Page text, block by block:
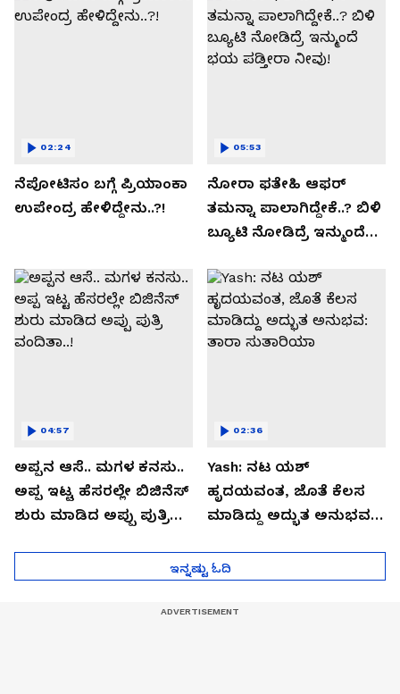
ನೆಪೋಟಿಸಂ ಬಗ್ಗೆ ಪ್ರಿಯಾಂಕಾ
ಉಪೇಂದ್ರ ಹೇಳಿದ್ದೇನು..?!
02:24
ನೋರಾ ಫತೇಹಿ ಆಫರ್​
ತಮನ್ನಾ ಪಾಲಾಗಿದ್ದೇಕೆ..? ಬಿಳಿ
ಬ್ಯೂಟಿ ನೋಡಿದ್ರೆ ಇನ್ಮುಂದೆ
05:53
ಅಪ್ಪನ ಆಸೆ.. ಮಗಳ ಕನಸು..
ಅಪ್ಪ ಇಟ್ಟ ಹೆಸರಲ್ಲೇ ಬಿಜಿನೆಸ್​
ಶುರು ಮಾಡಿದ ಅಪ್ಪು ಪುತ್ರಿ
04:57
Yash: ನಟ ಯಶ್​
ಹೃದಯವಂತ, ಜೊತೆ ಕೆಲಸ
ಮಾಡಿದ್ದು ಅದ್ಭುತ ಅನುಭವ:
02:36
ಇನ್ನಷ್ಟು ಓದಿ